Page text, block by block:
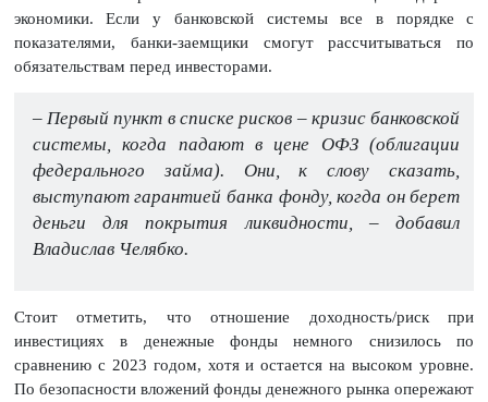
экономики. Если у банковской системы все в порядке с
показателями, банки-заемщики смогут рассчитываться по
обязательствам перед инвесторами.
– Первый пункт в списке рисков – кризис банковской
системы, когда падают в цене ОФЗ (облигации
федерального займа). Они, к слову сказать,
выступают гарантией банка фонду, когда он берет
деньги для покрытия ликвидности, – добавил
Владислав Челябко.
Стоит отметить, что отношение доходность/риск при
инвестициях в денежные фонды немного снизилось по
сравнению с 2023 годом, хотя и остается на высоком уровне.
По безопасности вложений фонды денежного рынка опережают